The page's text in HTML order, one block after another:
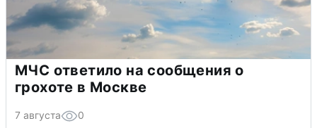
МЧС ответило на сообщения о
грохоте в Москве
7 августа 0